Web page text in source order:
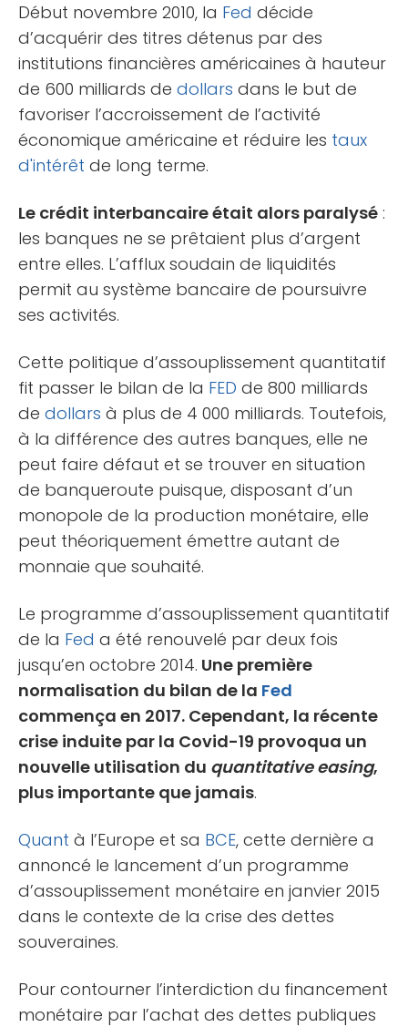
Début novembre 2010, la Fed décide
d’acquérir des titres détenus par des
institutions financières américaines à hauteur
de 600 milliards de dollars dans le but de
favoriser l’accroissement de l’activité
économique américaine et réduire les taux
d'intérêt de long terme.
Le crédit interbancaire était alors paralysé :
les banques ne se prêtaient plus d’argent
entre elles. L’afflux soudain de liquidités
permit au système bancaire de poursuivre
ses activités.
Cette politique d’assouplissement quantitatif
fit passer le bilan de la FED de 800 milliards
de dollars à plus de 4 000 milliards. Toutefois,
à la différence des autres banques, elle ne
peut faire défaut et se trouver en situation
de banqueroute puisque, disposant d’un
monopole de la production monétaire, elle
peut théoriquement émettre autant de
monnaie que souhaité.
Le programme d’assouplissement quantitatif
de la Fed a été renouvelé par deux fois
jusqu’en octobre 2014. Une première
normalisation du bilan de la Fed
commença en 2017. Cependant, la récente
crise induite par la Covid-19 provoqua un
nouvelle utilisation du quantitative easing,
plus importante que jamais.
Quant à l’Europe et sa BCE, cette dernière a
annoncé le lancement d’un programme
d’assouplissement monétaire en janvier 2015
dans le contexte de la crise des dettes
souveraines.
Pour contourner l’interdiction du financement
monétaire par l’achat des dettes publiques